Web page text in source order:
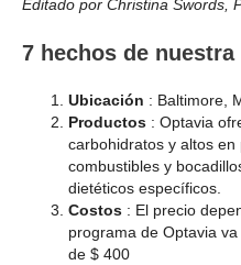
Editado por Christina Swords,
7 hechos de
Ubicación : Baltimore,
Productos : Optavia
carbohidratos y altos
combustibles y
dietéticos específicos.
Costos : El precio
programa de Optavia
de $ 400